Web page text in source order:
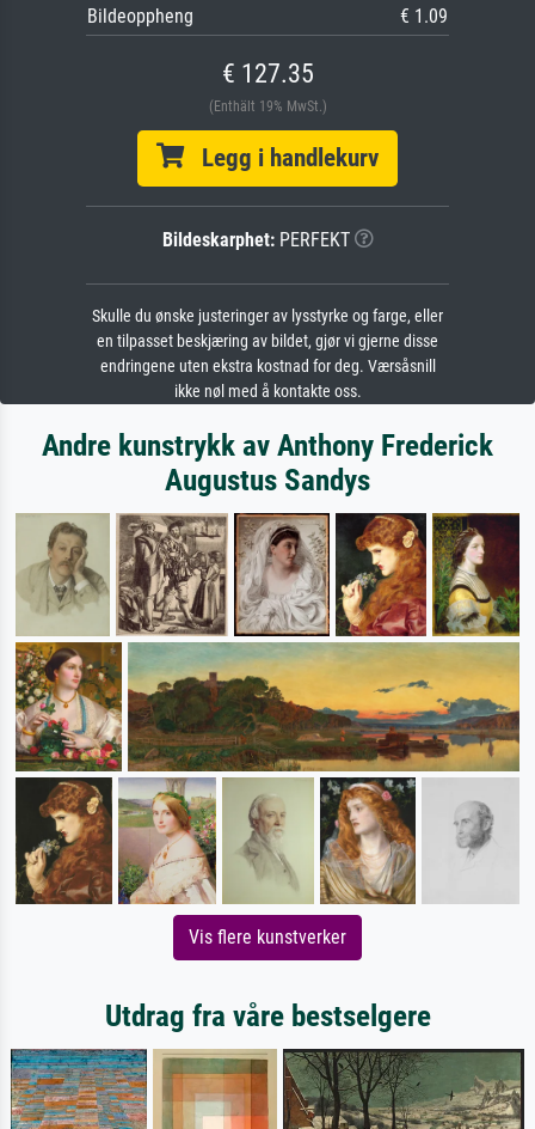
Bildeoppheng
€ 1.09
€ 127.35
(Enthält 19% MwSt.)
Legg i handlekurv
Bildeskarphet:PERFEKT
Skulle du ønske justeringer av lysstyrke og farge, eller
en tilpasset beskjæring av bildet, gjør vi gjerne disse
endringene uten ekstra kostnad for deg. Værsåsnill
ikke nøl med å kontakte oss.
Andre kunstrykk av Anthony Frederick
Augustus Sandys
Vis flere kunstverker
Utdrag fra våre bestselgere